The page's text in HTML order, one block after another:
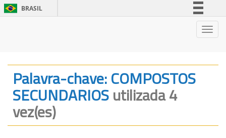
BRASIL
Legislação
Canais
Palavra-chave: COMPOSTOS
SECUNDARIOSutilizada 4
vez(es)